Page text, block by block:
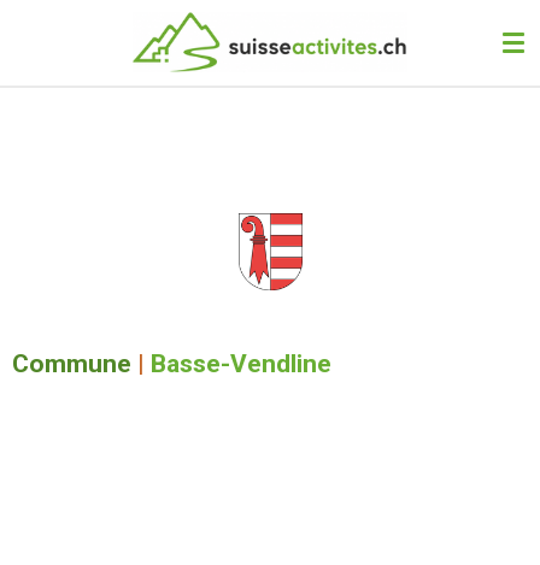
Commune | Basse-Vendline